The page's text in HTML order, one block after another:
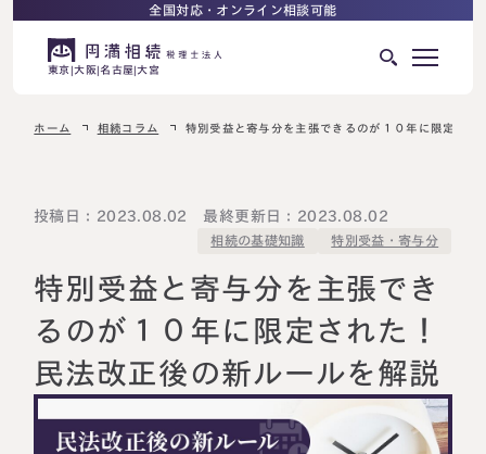
全国対応・オンライン相談可能
東京 大阪 名古屋 大宮
相続ロードマップ
ご相談の流れ
選ばれる理由
よくある質問
相続税申告について
料金表
ホーム 相続コラム 特別受益と寄与分を主張できるのが１０年に限定され
投稿日：2023.08.02 最終更新日：2023.08.02
相続の基礎知識 特別受益・寄与分
特別受益と寄与分を主張でき
るのが１０年に限定された！
民法改正後の新ルールを解説